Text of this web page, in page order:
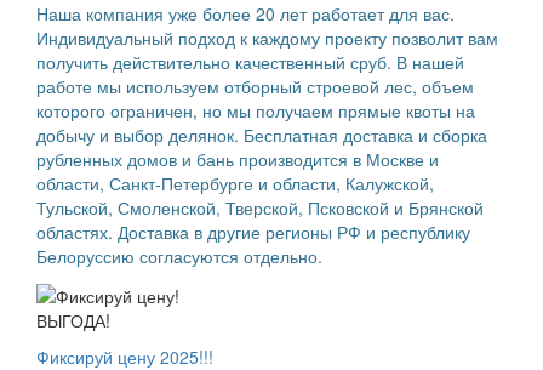
Наша компания уже более 20 лет работает для вас.
Индивидуальный подход к каждому проекту позволит вам
получить действительно качественный сруб. В нашей
работе мы используем отборный строевой лес, объем
которого ограничен, но мы получаем прямые квоты на
добычу и выбор делянок. Бесплатная доставка и сборка
рубленных домов и бань производится в Москве и
области, Санкт-Петербурге и области, Калужской,
Тульской, Смоленской, Тверской, Псковской и Брянской
областях. Доставка в другие регионы РФ и республику
Белоруссию согласуются отдельно.
ВЫГОДА!
Фиксируй цену 2025!!!